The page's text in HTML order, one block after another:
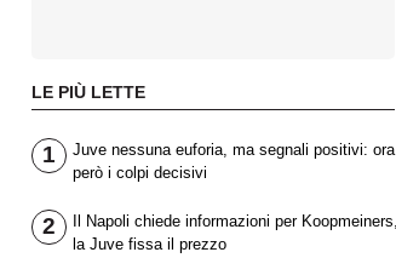
LE PIÙ LETTE
1
Juve nessuna euforia, ma segnali positivi: ora
però i colpi decisivi
2
Il Napoli chiede informazioni per Koopmeiners,
la Juve fissa il prezzo